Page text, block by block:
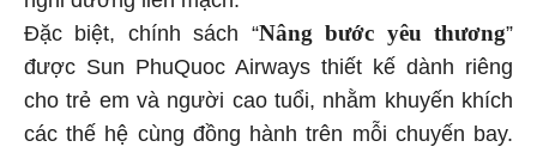
Đặc biệt, chính sách “Nâng bước yêu thương”
được Sun PhuQuoc Airways thiết kế dành riêng
cho trẻ em và người cao tuổi, nhằm khuyến khích
các thế hệ cùng đồng hành trên mỗi chuyến bay.